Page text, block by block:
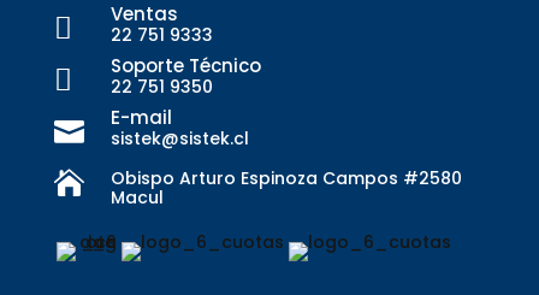
 Ventas
22 751 9333
 Soporte Técnico
22 751 9350
 E-mail
sistek@sistek.cl

Obispo Arturo Espinoza Campos #2580
Macul